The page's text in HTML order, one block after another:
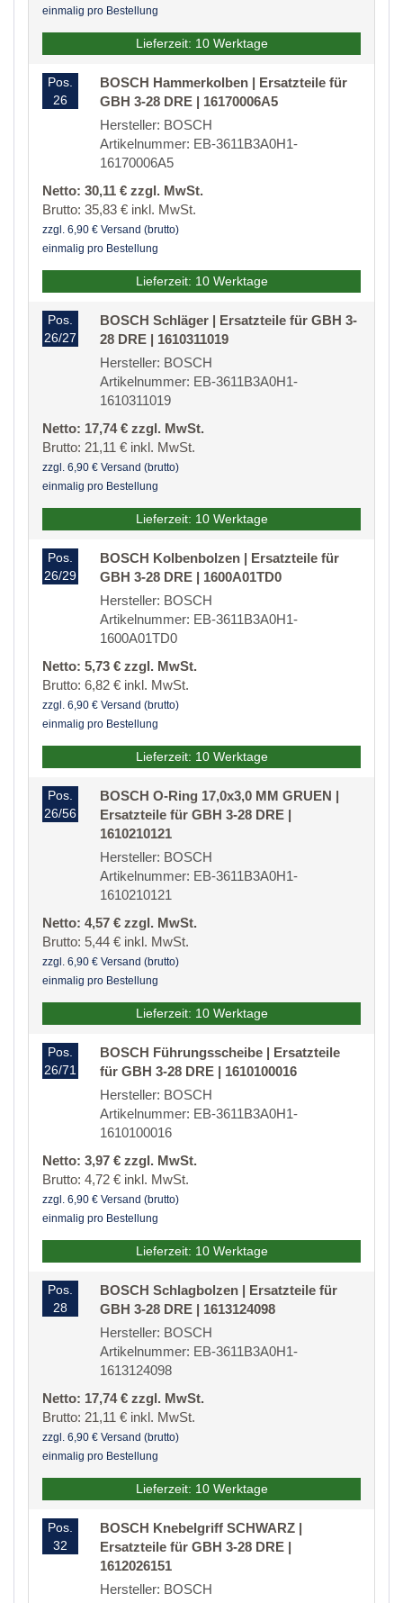
einmalig pro Bestellung
Lieferzeit: 10 Werktage
Pos.
26
BOSCH Hammerkolben | Ersatzteile für
GBH 3-28 DRE | 16170006A5
Hersteller: BOSCH
Artikelnummer: EB-3611B3A0H1-
16170006A5
Netto: 30,11 € zzgl. MwSt.
Brutto: 35,83 € inkl. MwSt.
zzgl. 6,90 € Versand (brutto)
einmalig pro Bestellung
Lieferzeit: 10 Werktage
Pos.
26/27
BOSCH Schläger | Ersatzteile für GBH 3-
28 DRE | 1610311019
Hersteller: BOSCH
Artikelnummer: EB-3611B3A0H1-
1610311019
Netto: 17,74 € zzgl. MwSt.
Brutto: 21,11 € inkl. MwSt.
zzgl. 6,90 € Versand (brutto)
einmalig pro Bestellung
Lieferzeit: 10 Werktage
Pos.
26/29
BOSCH Kolbenbolzen | Ersatzteile für
GBH 3-28 DRE | 1600A01TD0
Hersteller: BOSCH
Artikelnummer: EB-3611B3A0H1-
1600A01TD0
Netto: 5,73 € zzgl. MwSt.
Brutto: 6,82 € inkl. MwSt.
zzgl. 6,90 € Versand (brutto)
einmalig pro Bestellung
Lieferzeit: 10 Werktage
Pos.
26/56
BOSCH O-Ring 17,0x3,0 MM GRUEN |
Ersatzteile für GBH 3-28 DRE |
1610210121
Hersteller: BOSCH
Artikelnummer: EB-3611B3A0H1-
1610210121
Netto: 4,57 € zzgl. MwSt.
Brutto: 5,44 € inkl. MwSt.
zzgl. 6,90 € Versand (brutto)
einmalig pro Bestellung
Lieferzeit: 10 Werktage
Pos.
26/71
BOSCH Führungsscheibe | Ersatzteile
für GBH 3-28 DRE | 1610100016
Hersteller: BOSCH
Artikelnummer: EB-3611B3A0H1-
1610100016
Netto: 3,97 € zzgl. MwSt.
Brutto: 4,72 € inkl. MwSt.
zzgl. 6,90 € Versand (brutto)
einmalig pro Bestellung
Lieferzeit: 10 Werktage
Pos.
28
BOSCH Schlagbolzen | Ersatzteile für
GBH 3-28 DRE | 1613124098
Hersteller: BOSCH
Artikelnummer: EB-3611B3A0H1-
1613124098
Netto: 17,74 € zzgl. MwSt.
Brutto: 21,11 € inkl. MwSt.
zzgl. 6,90 € Versand (brutto)
einmalig pro Bestellung
Lieferzeit: 10 Werktage
Pos.
32
BOSCH Knebelgriff SCHWARZ |
Ersatzteile für GBH 3-28 DRE |
1612026151
Hersteller: BOSCH